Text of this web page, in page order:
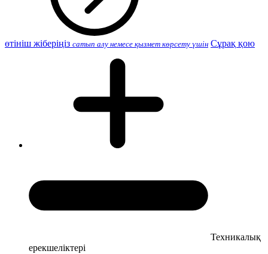
өтініш жіберіңіз сатып алу немесе қызмет көрсету үшін Сұрақ қою
Техникалық
ерекшеліктері